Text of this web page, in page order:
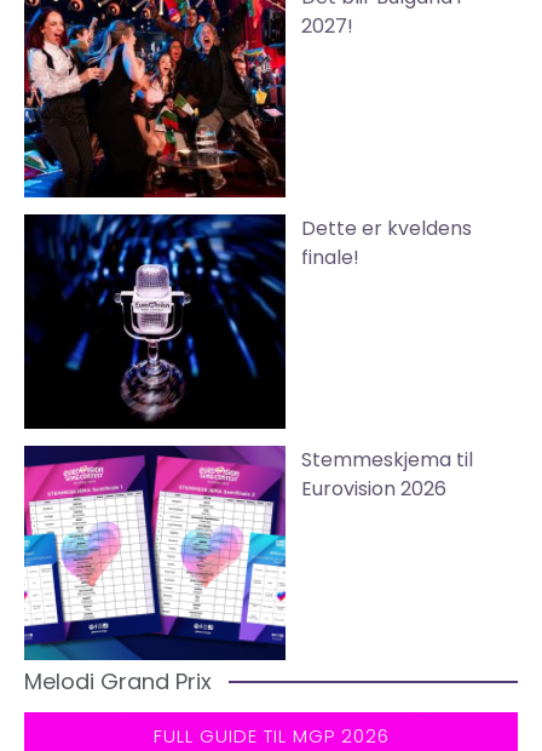
2027!
Dette er kveldens
finale!
Stemmeskjema til
Eurovision 2026
Melodi Grand Prix
FULL GUIDE TIL MGP 2026